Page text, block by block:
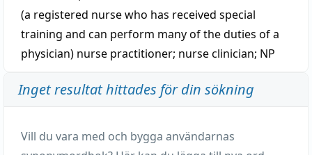
(a registered nurse who has received special
training and can perform many of the duties of a
physician) nurse practitioner; nurse clinician; NP
Inget resultat hittades för din sökning
Vill du vara med och bygga användarnas